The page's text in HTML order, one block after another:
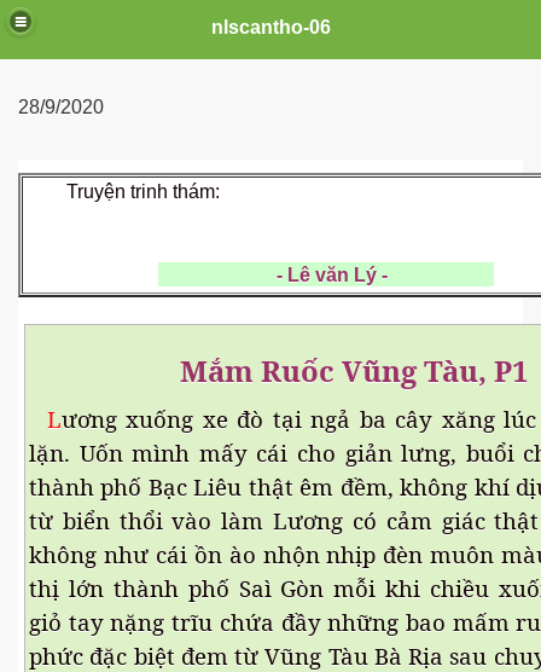
nlscantho-06
28/9/2020
Truyện trinh thám:
- Lê văn Lý -
Mắm Ruốc Vũng Tàu, P1
Lương xuống xe đò tại ngả ba cây xăng
lặn. Uốn mình mấy cái cho giản lưng, buổi
thành phố Bạc Liêu thật êm đềm, không khí
từ biển thổi vào làm Lương có cảm giác
không như cái ồn ào nhộn nhịp đèn muôn
thị lớn thành phố Saì Gòn mỗi khi chiều
giỏ tay nặng trĩu chứa đầy những bao mấm
phức đặc biệt đem từ Vũng Tàu Bà Rịa sau
1
2